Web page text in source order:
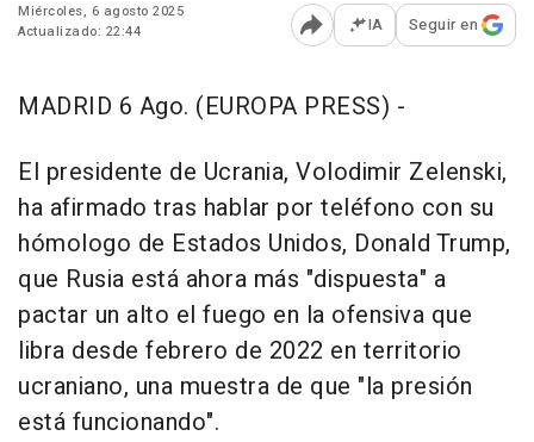
Miércoles, 6 agosto 2025
Actualizado: 22:44
Abrir opciones para
IA Seguir en
MADRID 6 Ago. (EUROPA PRESS) -
El presidente de Ucrania, Volodimir Zelenski,
ha afirmado tras hablar por teléfono con su
hómologo de Estados Unidos, Donald Trump,
que Rusia está ahora más "dispuesta" a
pactar un alto el fuego en la ofensiva que
libra desde febrero de 2022 en territorio
ucraniano, una muestra de que "la presión
está funcionando".